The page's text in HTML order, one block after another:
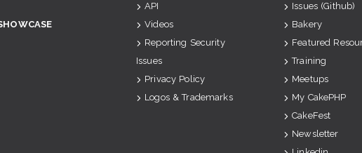
API
Videos
Reporting Security
Issues
Privacy Policy
Logos & Trademarks
Issues (Github)
Bakery
Featured
Training
Meetups
My CakePHP
CakeFest
Newsletter